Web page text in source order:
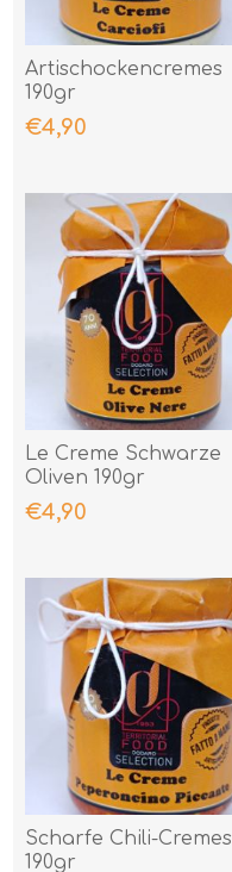
Artischockencremes
190gr
€4,90
Le Creme Schwarze
Oliven 190gr
€4,90
Scharfe Chili-Cremes
190gr